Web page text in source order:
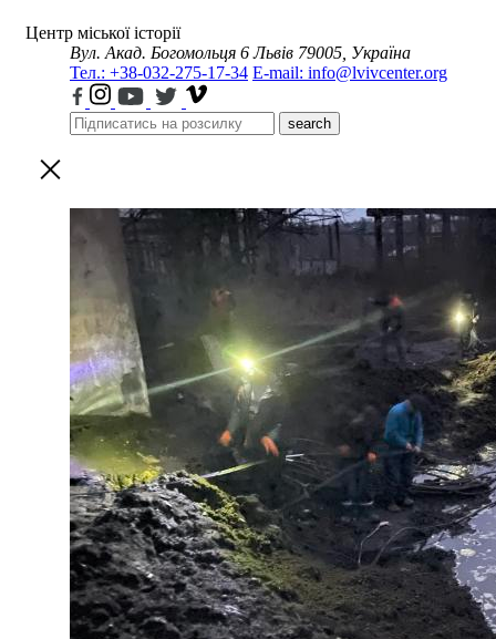
Центр міської історії
Вул. Акад. Богомольця 6 Львів 79005, Україна
Тел.: +38-032-275-17-34 E-mail: info@lvivcenter.org
search